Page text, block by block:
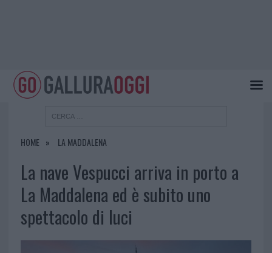
HOME LA MADDALENA
La nave Vespucci arriva in porto a
La Maddalena ed è subito uno
spettacolo di luci